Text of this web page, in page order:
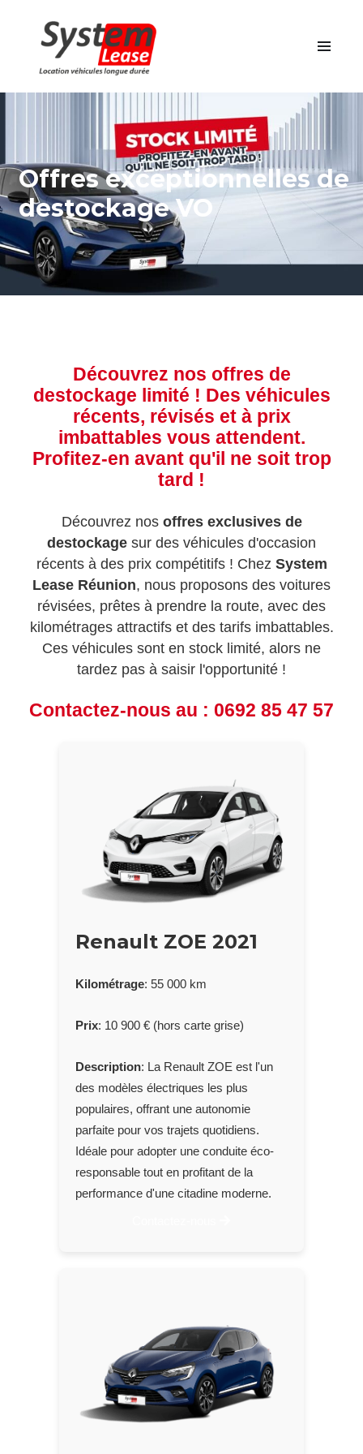
Offres exceptionnelles de
destockage VO
Découvrez nos offres de
destockage limité ! Des véhicules
récents, révisés et à prix
imbattables vous attendent.
Profitez-en avant qu'il ne soit trop
tard !
Découvrez nos offres exclusives de
destockage sur des véhicules d'occasion
récents à des prix compétitifs ! Chez System
Lease Réunion, nous proposons des voitures
révisées, prêtes à prendre la route, avec des
kilométrages attractifs et des tarifs imbattables.
Ces véhicules sont en stock limité, alors ne
tardez pas à saisir l'opportunité !
Contactez-nous au : 0692 85 47 57
Renault ZOE 2021
Kilométrage: 55 000 km
Prix: 10 900 € (hors carte grise)
Description: La Renault ZOE est l'un
des modèles électriques les plus
populaires, offrant une autonomie
parfaite pour vos trajets quotidiens.
Idéale pour adopter une conduite éco-
responsable tout en profitant de la
performance d'une citadine moderne.